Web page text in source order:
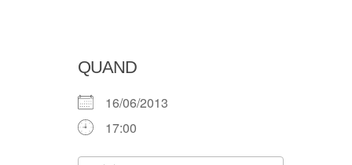
QUAND
16/06/2013
17:00